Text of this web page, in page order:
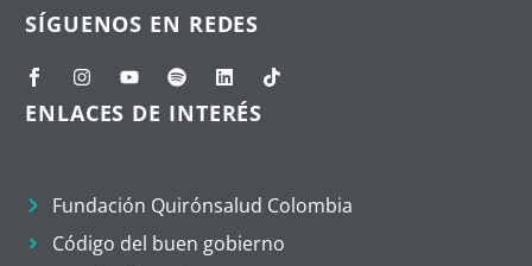
SÍGUENOS EN REDES
ENLACES DE INTERÉS
Fundación Quirónsalud Colombia
Código del buen gobierno